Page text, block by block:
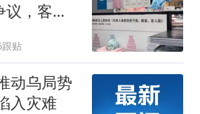
议，客服
贴
动乌局势
入灾难